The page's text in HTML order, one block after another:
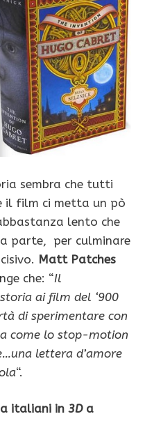
sembra che tutti
il film ci metta un pò
lento che
parte, per culminare
Matt Patches
che: “Il
ai film del ‘900
di sperimentare con
come lo stop-motion
lettera d’amore
“.
italiani in 3Da